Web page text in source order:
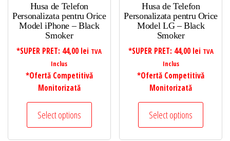
Husa de Telefon
Personalizata pentru Orice
Model iPhone – Black
Smoker
*SUPER PRET: 44,00 lei TVA
Inclus
*Ofertă Competitivă
Monitorizată
Select options
Husa de Telefon
Personalizata pentru Orice
Model LG – Black
Smoker
*SUPER PRET: 44,00 lei TVA
Inclus
*Ofertă Competitivă
Monitorizată
Select options